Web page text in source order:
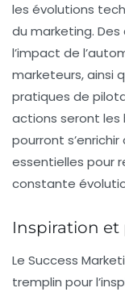
les évolutions
du marketing. Des
l’impact de
marketeurs, ainsi
pratiques de
actions seront les
pourront
essentielles pour
constante
Inspiration et
Le Success
tremplin pour